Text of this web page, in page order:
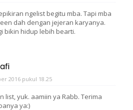
ngelist begitu mba. Tapi mba
dah dengan jejeran karyanya.
bikin hidup lebih bearti.
2016 pukul 18.25
list, yuk. aamiin ya Rabb. Terima
ya:)